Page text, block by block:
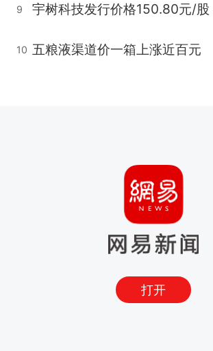
9 宇树科技发行价格150.80元/股
10 五粮液渠道价一箱上涨近百元
打开